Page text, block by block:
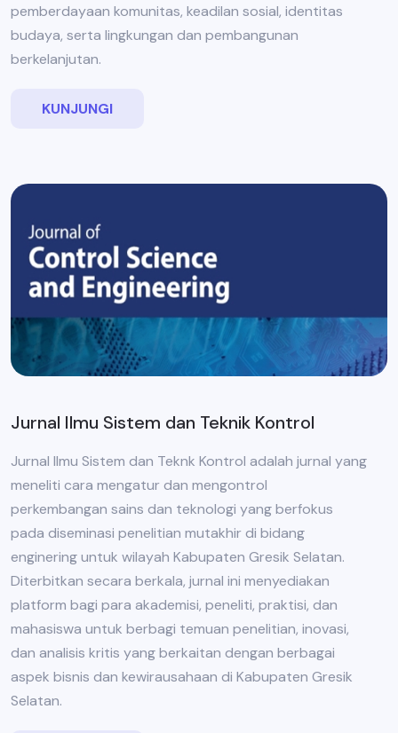
pemberdayaan komunitas, keadilan sosial, identitas
budaya, serta lingkungan dan pembangunan
berkelanjutan.
KUNJUNGI
Jurnal Ilmu Sistem dan Teknik Kontrol
Jurnal Ilmu Sistem dan Teknk Kontrol adalah jurnal yang
meneliti cara mengatur dan mengontrol
perkembangan sains dan teknologi yang berfokus
pada diseminasi penelitian mutakhir di bidang
enginering untuk wilayah Kabupaten Gresik Selatan.
Diterbitkan secara berkala, jurnal ini menyediakan
platform bagi para akademisi, peneliti, praktisi, dan
mahasiswa untuk berbagi temuan penelitian, inovasi,
dan analisis kritis yang berkaitan dengan berbagai
aspek bisnis dan kewirausahaan di Kabupaten Gresik
Selatan.